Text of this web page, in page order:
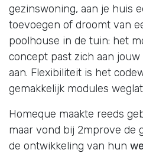
gezinswoning, aan je huis
toevoegen of droomt van
poolhouse in de tuin: het
concept past zich aan
aan. Flexibiliteit is het
gemakkelijk modules
Homeque maakte reeds
maar vond bij 2mprove de
de ontwikkeling van hun